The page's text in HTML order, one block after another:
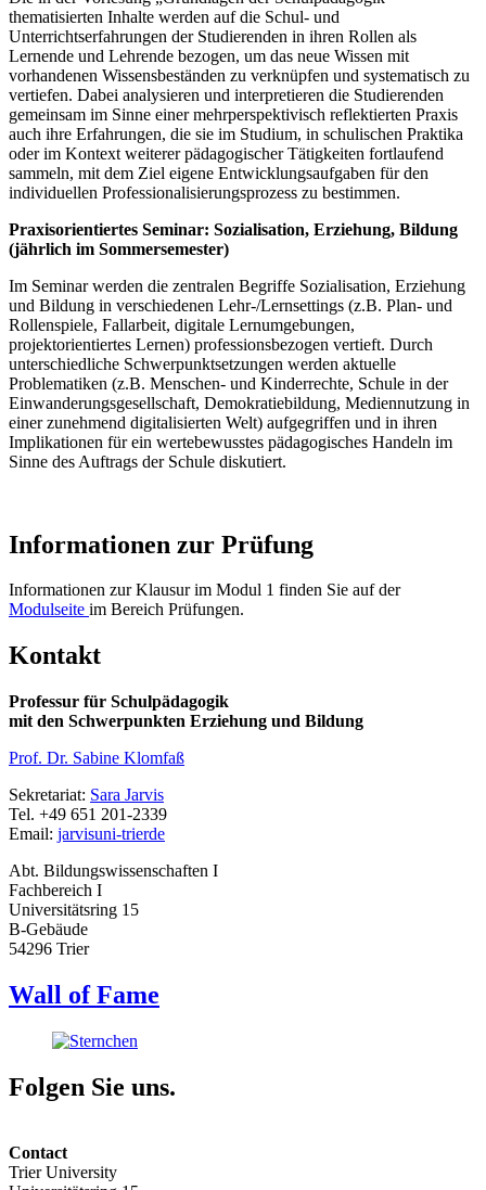
thematisierten Inhalte werden auf die Schul- und
Unterrichtserfahrungen der Studierenden in ihren Rollen als
Lernende und Lehrende bezogen, um das neue Wissen mit
vorhandenen Wissensbeständen zu verknüpfen und systematisch zu
vertiefen. Dabei analysieren und interpretieren die Studierenden
gemeinsam im Sinne einer mehrperspektivisch reflektierten Praxis
auch ihre Erfahrungen, die sie im Studium, in schulischen Praktika
oder im Kontext weiterer pädagogischer Tätigkeiten fortlaufend
sammeln, mit dem Ziel eigene Entwicklungsaufgaben für den
individuellen Professionalisierungsprozess zu bestimmen.
Praxisorientiertes Seminar: Sozialisation, Erziehung, Bildung
(jährlich im Sommersemester)
Im Seminar werden die zentralen Begriffe Sozialisation, Erziehung
und Bildung in verschiedenen Lehr-/Lernsettings (z.B. Plan- und
Rollenspiele, Fallarbeit, digitale Lernumgebungen,
projektorientiertes Lernen) professionsbezogen vertieft. Durch
unterschiedliche Schwerpunktsetzungen werden aktuelle
Problematiken (z.B. Menschen- und Kinderrechte, Schule in der
Einwanderungsgesellschaft, Demokratiebildung, Mediennutzung in
einer zunehmend digitalisierten Welt) aufgegriffen und in ihren
Implikationen für ein wertebewusstes pädagogisches Handeln im
Sinne des Auftrags der Schule diskutiert.
Informationen zur Prüfung
Informationen zur Klausur im Modul 1 finden Sie auf der
Modulseite im Bereich Prüfungen.
Kontakt
Professur für Schulpädagogik
mit den Schwerpunkten Erziehung und Bildung
Prof. Dr. Sabine Klomfaß
Sekretariat: Sara Jarvis
Tel. +49 651 201-2339
Email: jarvisuni-trierde
Abt. Bildungswissenschaften I
Fachbereich I
Universitätsring 15
B-Gebäude
54296 Trier
Wall of Fame
Folgen Sie uns.
Contact
Trier University